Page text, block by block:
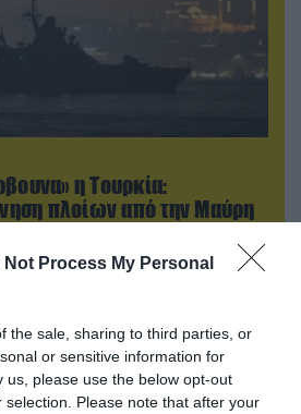
Not Process My Personal
the sale, sharing to third parties, or
or sensitive information for
us, please use the below opt-out
Please note that after your
η Τουρκία:
πλοίων από την Μαύρη